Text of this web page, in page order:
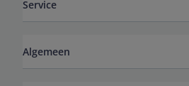
Service
Algemeen